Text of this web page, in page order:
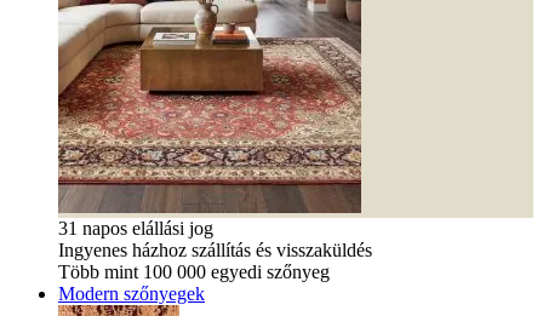
31 napos elállási jog
Ingyenes házhoz szállítás és visszaküldés
Több mint 100 000 egyedi szőnyeg
Modern szőnyegek